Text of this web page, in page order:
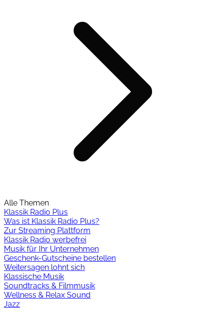
Alle Themen
Klassik Radio Plus
Was ist Klassik Radio Plus?
Zur Streaming Plattform
Klassik Radio werbefrei
Musik für Ihr Unternehmen
Geschenk-Gutscheine bestellen
Weitersagen lohnt sich
Klassische Musik
Soundtracks & Filmmusik
Wellness & Relax Sound
Jazz